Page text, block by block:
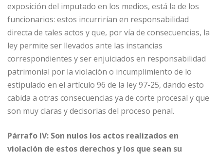
exposición del imputado en los medios, está la de los
funcionarios: estos incurrirían en responsabilidad
directa de tales actos y que, por vía de consecuencias, la
ley permite ser llevados ante las instancias
correspondientes y ser enjuiciados en responsabilidad
patrimonial por la violación o incumplimiento de lo
estipulado en el artículo 96 de la ley 97-25, dando esto
cabida a otras consecuencias ya de corte procesal y que
son muy claras y decisorias del proceso penal.
Párrafo IV: Son nulos los actos realizados en
violación de estos derechos y los que sean su